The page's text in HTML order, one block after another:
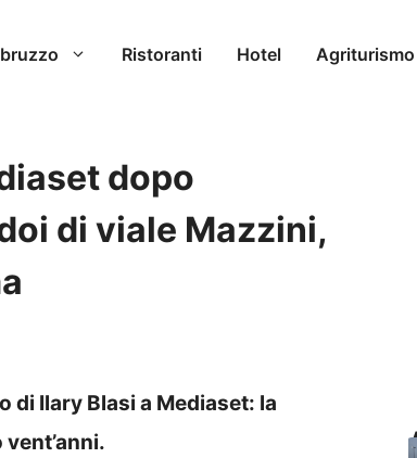
Ristoranti Hotel Agriturismo
dopo
di viale Mazzini,
di Ilary Blasi a Mediaset: la